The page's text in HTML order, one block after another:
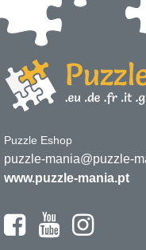
Puzzle Eshop
puzzle-mania@puzzle-
www.puzzle-mania.pt